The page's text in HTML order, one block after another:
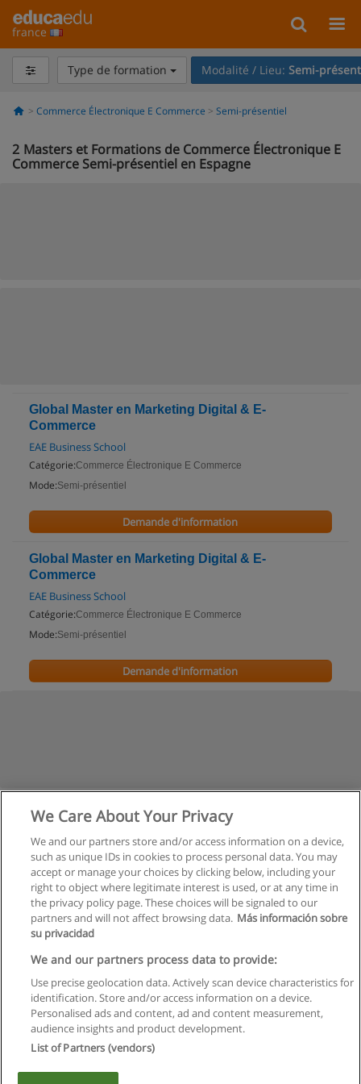
france
Type de formation Modalité / Lieu: Semi-
Commerce Électronique E Commerce Semi-présentiel
2 Masters et Formations de Commerce Électronique E
Commerce Semi-présentiel en Espagne
Global Master en Marketing Digital & E-
Commerce
EAE Business School
Catégorie:Commerce Électronique E Commerce
Mode:Semi-présentiel
Demande d'information
Global Master en Marketing Digital & E-
Commerce
EAE Business School
Catégorie:Commerce Électronique E Commerce
Mode:Semi-présentiel
Demande d'information
Règles d'utilisation
Confidentialité des données
Contacter Educaedu
Copyright © Educaedu Business S.L. - CIF : B-95610580: -
We Care About Your Privacy
We and our partners store and/or access information on a device,
such as unique IDs in cookies to process personal data. You may
accept or manage your choices by clicking below, including your
right to object where legitimate interest is used, or at any time in
the privacy policy page. These choices will be signaled to our
partners and will not affect browsing data. Más información sobre
su privacidad
We and our partners process data to provide:
Use precise geolocation data. Actively scan device characteristics for
identification. Store and/or access information on a device.
Personalised ads and content, ad and content measurement,
audience insights and product development.
List of Partners (vendors)